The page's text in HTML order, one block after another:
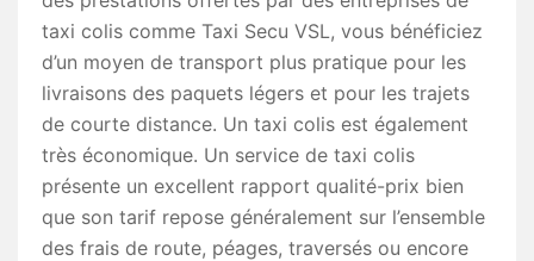
taxi colis comme Taxi Secu VSL, vous bénéficiez
d’un moyen de transport plus pratique pour les
livraisons des paquets légers et pour les trajets
de courte distance. Un taxi colis est également
très économique. Un service de taxi colis
présente un excellent rapport qualité-prix bien
que son tarif repose généralement sur l’ensemble
des frais de route, péages, traversés ou encore